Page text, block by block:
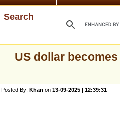
Search
US dollar
Posted By: Khan on 13-09-2025 | 12:39:31